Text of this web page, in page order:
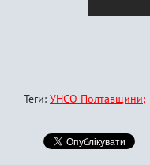
Теги: УНСО Полтавщини